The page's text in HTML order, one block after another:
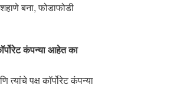
बना, फोडाफोडी
कंपन्या आहेत का
पक्ष कॉर्पोरेट कंपन्या